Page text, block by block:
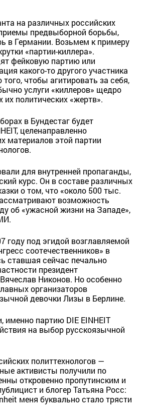
на различных российских
предвыборной борьбы,
в Германии. Возьмем к примеру
«партии-киллера».
фейковую партию или
какого-то другого участника
чтобы агитировать за себя,
услуги «киллеров» щедро
политических «жертв».
в Бундестаг будет
целенаправленно
материалов этой партии
для внутренней пропаганды,
курс. Он в составе различных
о том, что «около 500 тыс.
возможность
об «ужасной жизни на Западе»,
году под эгидой возглавляемой
соотечественников» в
ставшая сейчас печально
президент
Никонов. Но особенно
организаторов
девочки Лизы в Берлине.
именно партию DIE EINHEIT
на выбор русскоязычной
политтехнологов —
активисты получили по
откровенно пропутинским и
и блогер Татьяна Росс:
меня буквально стало трясти